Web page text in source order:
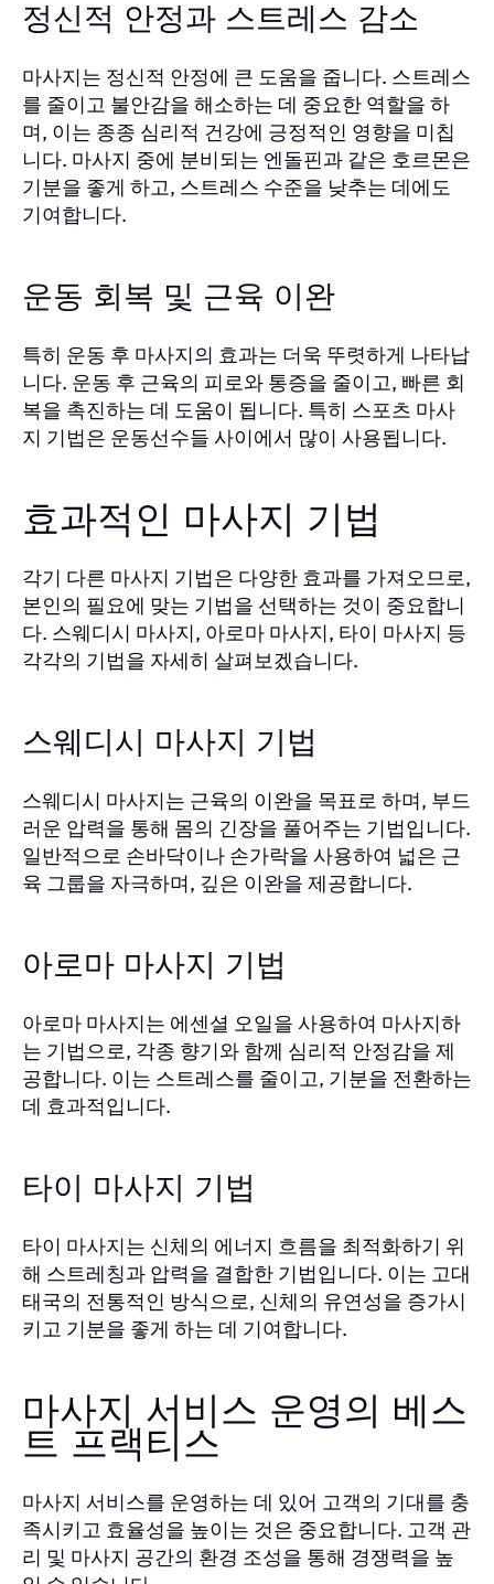
정신적 안정과 스트레스 감소
마사지는 정신적 안정에 큰 도움을 줍니다. 스트레스
를 줄이고 불안감을 해소하는 데 중요한 역할을 하
며, 이는 종종 심리적 건강에 긍정적인 영향을 미칩
니다. 마사지 중에 분비되는 엔돌핀과 같은 호르몬은
기분을 좋게 하고, 스트레스 수준을 낮추는 데에도
기여합니다.
운동 회복 및 근육 이완
특히 운동 후 마사지의 효과는 더욱 뚜렷하게 나타납
니다. 운동 후 근육의 피로와 통증을 줄이고, 빠른 회
복을 촉진하는 데 도움이 됩니다. 특히 스포츠 마사
지 기법은 운동선수들 사이에서 많이 사용됩니다.
효과적인 마사지 기법
각기 다른 마사지 기법은 다양한 효과를 가져오므로,
본인의 필요에 맞는 기법을 선택하는 것이 중요합니
다. 스웨디시 마사지, 아로마 마사지, 타이 마사지 등
각각의 기법을 자세히 살펴보겠습니다.
스웨디시 마사지 기법
스웨디시 마사지는 근육의 이완을 목표로 하며, 부드
러운 압력을 통해 몸의 긴장을 풀어주는 기법입니다.
일반적으로 손바닥이나 손가락을 사용하여 넓은 근
육 그룹을 자극하며, 깊은 이완을 제공합니다.
아로마 마사지 기법
아로마 마사지는 에센셜 오일을 사용하여 마사지하
는 기법으로, 각종 향기와 함께 심리적 안정감을 제
공합니다. 이는 스트레스를 줄이고, 기분을 전환하는
데 효과적입니다.
타이 마사지 기법
타이 마사지는 신체의 에너지 흐름을 최적화하기 위
해 스트레칭과 압력을 결합한 기법입니다. 이는 고대
태국의 전통적인 방식으로, 신체의 유연성을 증가시
키고 기분을 좋게 하는 데 기여합니다.
마사지 서비스 운영의 베스
트 프랙티스
마사지 서비스를 운영하는 데 있어 고객의 기대를 충
족시키고 효율성을 높이는 것은 중요합니다. 고객 관
리 및 마사지 공간의 환경 조성을 통해 경쟁력을 높